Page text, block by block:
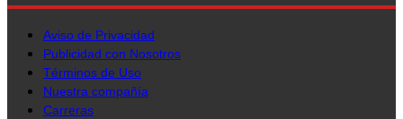
Aviso de Privacidad
Publicidad con Nosotros
Términos de Uso
Nuestra compañía
Carreras